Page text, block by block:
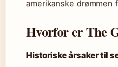
amerikanske drømmen
Hvorfor er The
Historiske årsaker til